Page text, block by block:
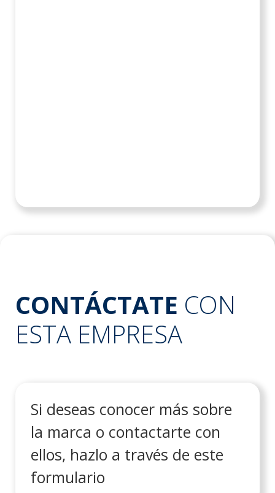
CONTÁCTATE CON
ESTA EMPRESA
Si deseas conocer más sobre
la marca o contactarte con
ellos, hazlo a través de este
formulario